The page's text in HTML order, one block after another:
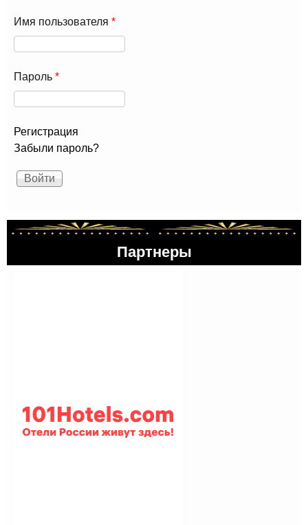
Имя пользователя *
Пароль *
Регистрация
Забыли пароль?
Партнеры